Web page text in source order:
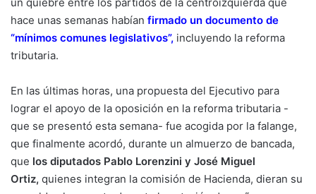
hace unas semanas habían firmado un documento de
“mínimos comunes legislativos”, incluyendo la reforma
tributaria.
En las últimas horas, una propuesta del Ejecutivo para
lograr el apoyo de la oposición en la reforma tributaria -
que se presentó esta semana- fue acogida por la falange,
que finalmente acordó, durante un almuerzo de bancada,
que los diputados Pablo Lorenzini y José Miguel
Ortiz, quienes integran la comisión de Hacienda, dieran su